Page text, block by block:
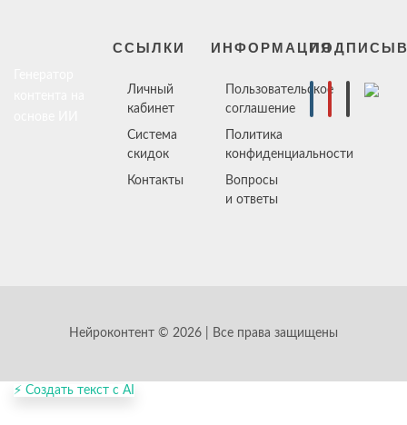
ССЫЛКИ
Личный
кабинет
Система
скидок
Контакты
ИНФОРМАЦИЯ
Пользовательское
соглашение
Политика
конфиденциальности
Вопросы
и ответы
Нейроконтент © 2026 | Все права защищены
⚡ Создать текст с AI